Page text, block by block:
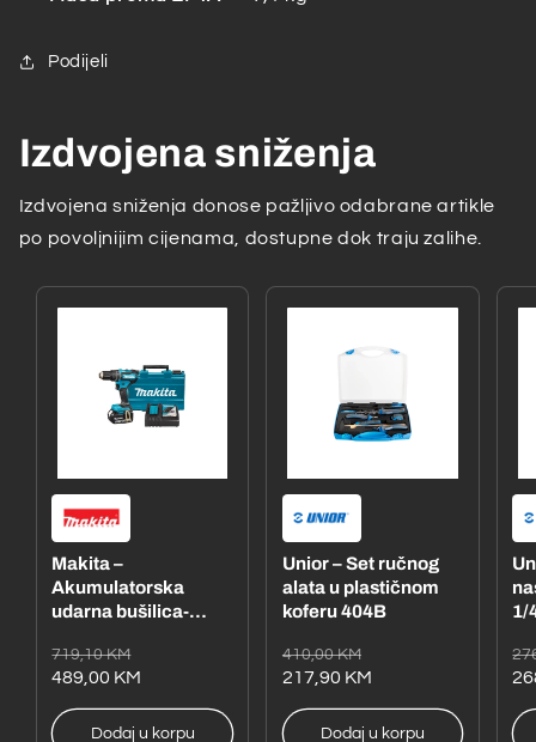
Podijeli
Izdvojena sniženja
Izdvojena sniženja donose pažljivo odabrane artikle
po povoljnijim cijenama, dostupne dok traju zalihe.
Makita –
Akumulatorska
udarna bušilica-
DHP485RFE1
Redovna
cijena
719,10 KM
Akcijska
cijena
489,00 KM
Dodaj u korpu
Unior – Set ručnog
alata u plastičnom
koferu 404B
Redovna
cijena
410,00 KM
Akcijska
cijena
217,90 KM
Dodaj u korpu
1/